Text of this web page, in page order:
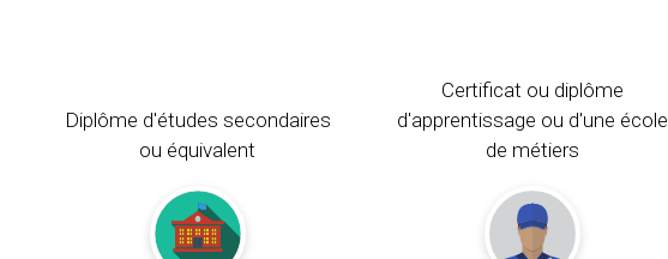
Diplôme d'études secondaires
ou équivalent
Certificat ou diplôme
d'apprentissage ou d'une école
de métiers